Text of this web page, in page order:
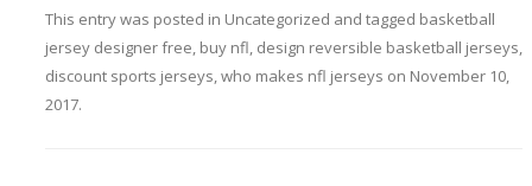
This entry was posted in Uncategorized and tagged basketball
jersey designer free, buy nfl, design reversible basketball jerseys,
discount sports jerseys,who makes nfl jerseys on November 10,
2017.